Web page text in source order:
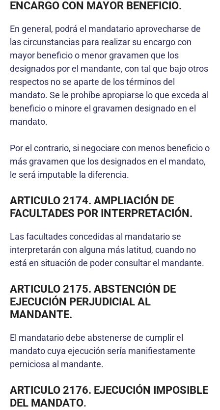
ENCARGO CON MAYOR BENEFICIO.
En general, podrá el mandatario aprovecharse de
las circunstancias para realizar su encargo con
mayor beneficio o menor gravamen que los
designados por el mandante, con tal que bajo otros
respectos no se aparte de los términos del
mandato. Se le prohíbe apropiarse lo que exceda al
beneficio o minore el gravamen designado en el
mandato.
Por el contrario, si negociare con menos beneficio o
más gravamen que los designados en el mandato,
le será imputable la diferencia.
ARTICULO 2174. AMPLIACIÓN DE
FACULTADES POR INTERPRETACIÓN.
Las facultades concedidas al mandatario se
interpretarán con alguna más latitud, cuando no
está en situación de poder consultar el mandante.
ARTICULO 2175. ABSTENCIÓN DE
EJECUCIÓN PERJUDICIAL AL
MANDANTE.
El mandatario debe abstenerse de cumplir el
mandato cuya ejecución sería manifiestamente
perniciosa al mandante.
ARTICULO 2176. EJECUCIÓN IMPOSIBLE
DEL MANDATO.